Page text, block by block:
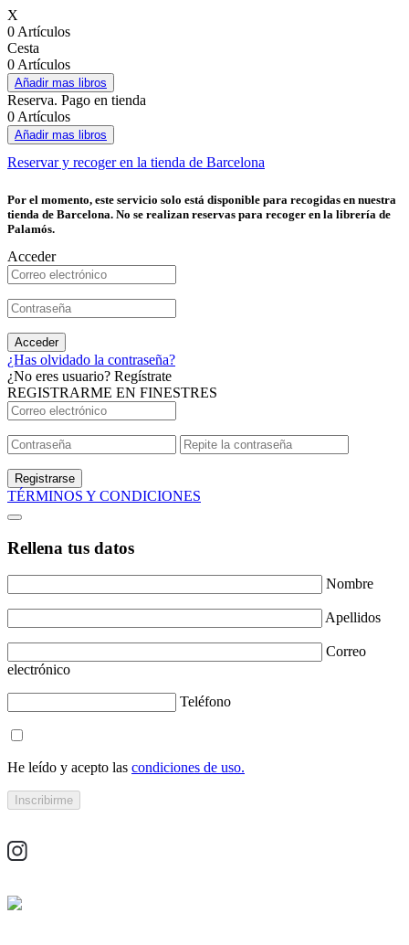
X
0 Artículos
Cesta
0 Artículos
Añadir mas libros
Reserva. Pago en tienda
0 Artículos
Añadir mas libros
Reservar y recoger en la tienda de Barcelona
Por el momento, este servicio solo está disponible para recogidas en nuestra
tienda de Barcelona. No se realizan reservas para recoger en la librería de
Palamós.
Acceder
Acceder
¿Has olvidado la contraseña?
¿No eres usuario? Regístrate
REGISTRARME EN FINESTRES
Registrarse
TÉRMINOS Y CONDICIONES
Rellena tus datos
Nombre
Apellidos
Correo
electrónico
Teléfono
He leído y acepto las condiciones de uso.